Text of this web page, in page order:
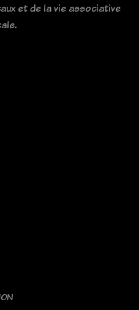
et de la vie associative